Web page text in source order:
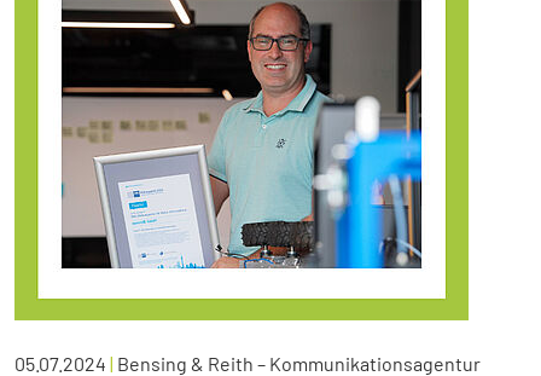
05.07.2024 | Bensing & Reith – Kommunikationsagentur